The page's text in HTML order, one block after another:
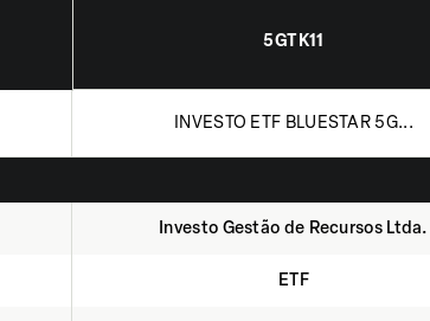
5GTK11
INVESTO ETF BLUESTAR 5G...
Investo Gestão de Recursos Ltda.
ETF